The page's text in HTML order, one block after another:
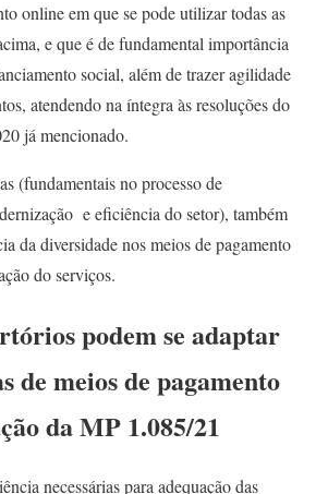
online em que se pode utilizar todas as
e que é de fundamental importância
social, além de trazer agilidade
atendendo na íntegra às resoluções do
já mencionado.
(fundamentais no processo de
e eficiência do setor), também
da diversidade nos meios de pagamento
do serviços.
podem se adaptar
de meios de pagamento
da MP 1.085/21
necessárias para adequação das